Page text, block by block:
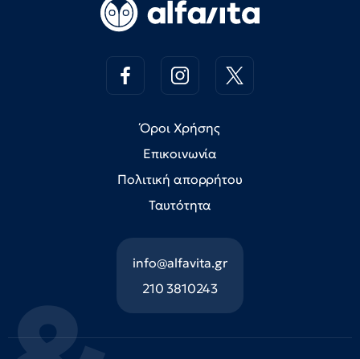
Όροι Χρήσης
Επικοινωνία
Πολιτική απορρήτου
Ταυτότητα
info@alfavita.gr
210 3810243